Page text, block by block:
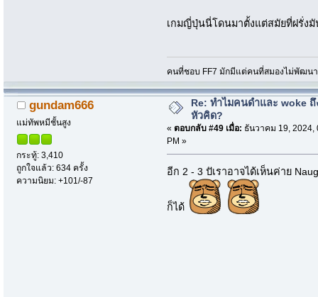
เกมญี่ปุ่นนี่โดนมาตั้งแต่สมัยที่ฝรั่งมั
คนที่ชอบ FF7 มักมีแต่คนที่สมองไม่พัฒนา
gundam666
แม่ทัพหมีชั้นสูง
กระทู้: 3,410
ถูกใจแล้ว: 634 ครั้ง
ความนิยม: +101/-87
Re: ทำไมคนดำและ woke ถึ
หัวคิด?
« ตอบกลับ #49 เมื่อ: ธันวาคม 19, 2024,
PM »
อีก 2 - 3 ปัเราอาจได้เห็นค่าย
ก็ได้